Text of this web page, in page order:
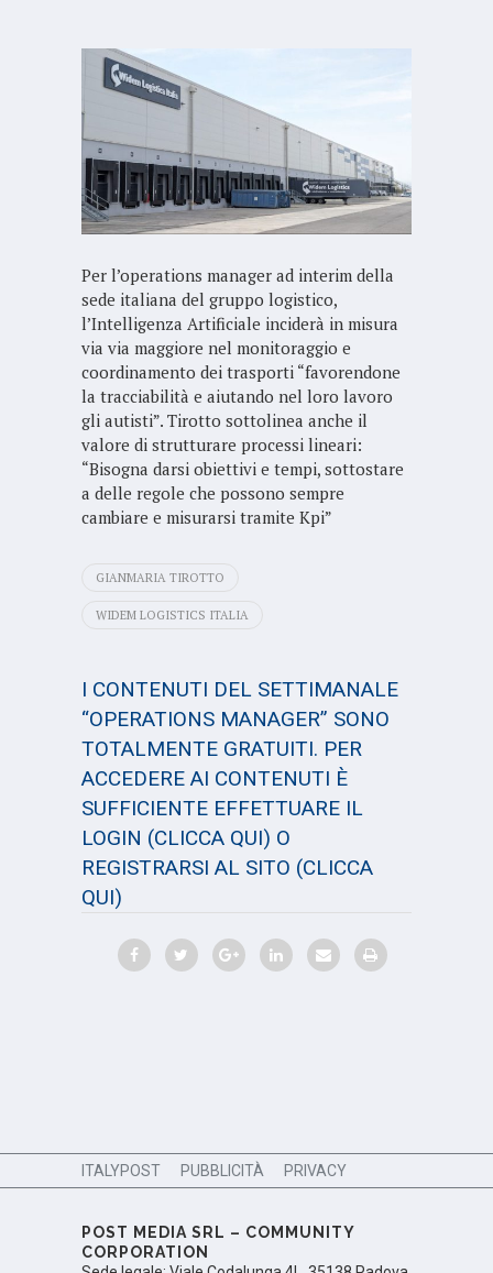
Per l’operations manager ad interim della
sede italiana del gruppo logistico,
l’Intelligenza Artificiale inciderà in misura
via via maggiore nel monitoraggio e
coordinamento dei trasporti “favorendone
la tracciabilità e aiutando nel loro lavoro
gli autisti”. Tirotto sottolinea anche il
valore di strutturare processi lineari:
“Bisogna darsi obiettivi e tempi, sottostare
a delle regole che possono sempre
cambiare e misurarsi tramite Kpi”
GIANMARIA TIROTTO
WIDEM LOGISTICS ITALIA
I CONTENUTI DEL SETTIMANALE
“OPERATIONS MANAGER” SONO
TOTALMENTE GRATUITI. PER
ACCEDERE AI CONTENUTI È
SUFFICIENTE EFFETTUARE IL
LOGIN (CLICCA QUI) O
REGISTRARSI AL SITO (CLICCA
QUI)
ITALYPOST PUBBLICITÀ PRIVACY
POST MEDIA SRL – COMMUNITY
CORPORATION